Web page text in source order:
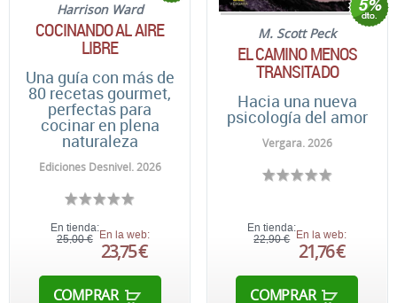
Harrison Ward
COCINANDO AL AIRE
LIBRE
Una guía con más de
80 recetas gourmet,
perfectas para
cocinar en plena
naturaleza
Ediciones Desnivel. 2026
En tienda:
25,00 € En la web:
23,75 €
COMPRAR
M. Scott Peck
EL CAMINO MENOS
TRANSITADO
Hacia una nueva
psicología del amor
Vergara. 2026
En tienda:
22,90 €
En la web:
21,76 €
COMPRAR